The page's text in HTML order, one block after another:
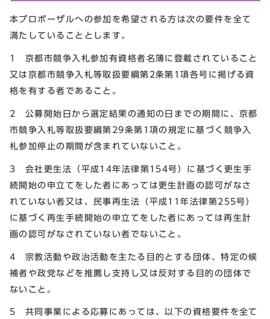
本プロポーザルへの参加を希望される方は次の要件を全て
満たしていることとします。
1 京都市競争入札参加有資格者名簿に登載されていること
又は京都市競争入札等取扱要綱第2条第1項各号に掲げる資
格を有する者であること。
2 公募開始日から選定結果の通知の日までの期間に、京都
市競争入札等取扱要綱第29条第1項の規定に基づく競争入
札参加停止の期間が含まれていないこと。
3 会社更生法（平成14年法律第154号）に基づく更生手
続開始の申立てをした者にあっては更生計画の認可がなさ
れていない者又は、民事再生法（平成11年法律第255号）
に基づく再生手続開始の申立てをした者にあっては再生計
画の認可がなされていない者でないこと。
4 宗教活動や政治活動を主たる目的とする団体、特定の候
補者や政党などを推薦し支持し又は反対する目的の団体で
ないこと。
5 共同事業による応募にあっては、以下の資格要件を全て